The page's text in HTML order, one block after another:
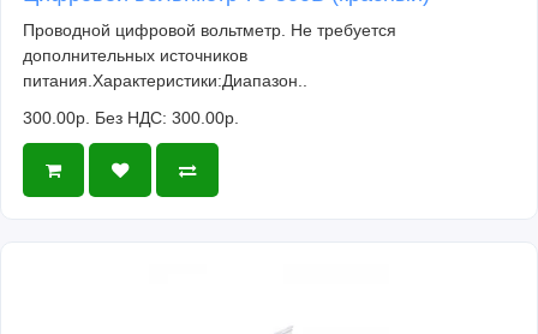
Проводной цифровой вольтметр. Не требуется
дополнительных источников
питания.Характеристики:Диапазон..
300.00р. Без НДС: 300.00р.